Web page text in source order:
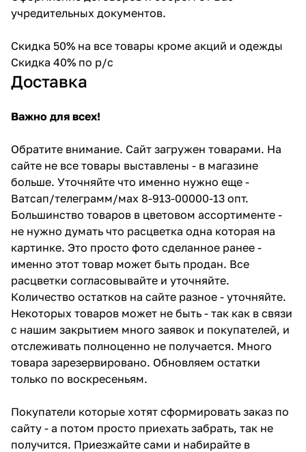
учредительных документов.
Скидка 50% на все товары кроме акций и одежды
Скидка 40% по р/с
Доставка
Важно для всех!
Обратите внимание. Сайт загружен товарами. На
сайте не все товары выставлены - в магазине
больше. Уточняйте что именно нужно еще -
Ватсап/телеграмм/мах 8-913-00000-13 опт.
Большинство товаров в цветовом ассортименте -
не нужно думать что расцветка одна которая на
картинке. Это просто фото сделанное ранее -
именно этот товар может быть продан. Все
расцветки согласовывайте и уточняйте.
Количество остатков на сайте разное - уточняйте.
Некоторых товаров может не быть - так как в связи
с нашим закрытием много заявок и покупателей, и
отслеживать полноценно не получается. Много
товара зарезервировано. Обновляем остатки
только по воскресеньям.
Покупатели которые хотят сформировать заказ по
сайту - а потом просто приехать забрать, так не
получится. Приезжайте сами и набирайте в